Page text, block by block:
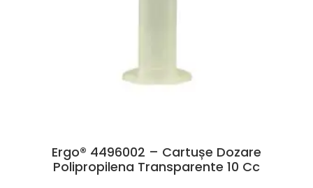
Ergo® 4496002 – Cartușe Dozare
Polipropilena Transparente 10 Cc